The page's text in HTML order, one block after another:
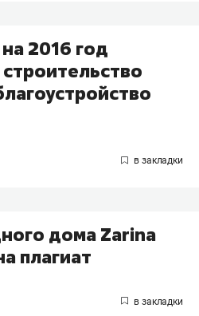
2016 год
дома Zarinа
плагиат